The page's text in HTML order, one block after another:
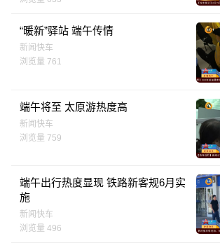
“暖新”驿站 端午传情
新闻快车
浏览量 761
端午将至 太原游热度高
新闻快车
浏览量 759
端午出行热度显现 铁路新客规6月实
施
新闻快车
浏览量 496